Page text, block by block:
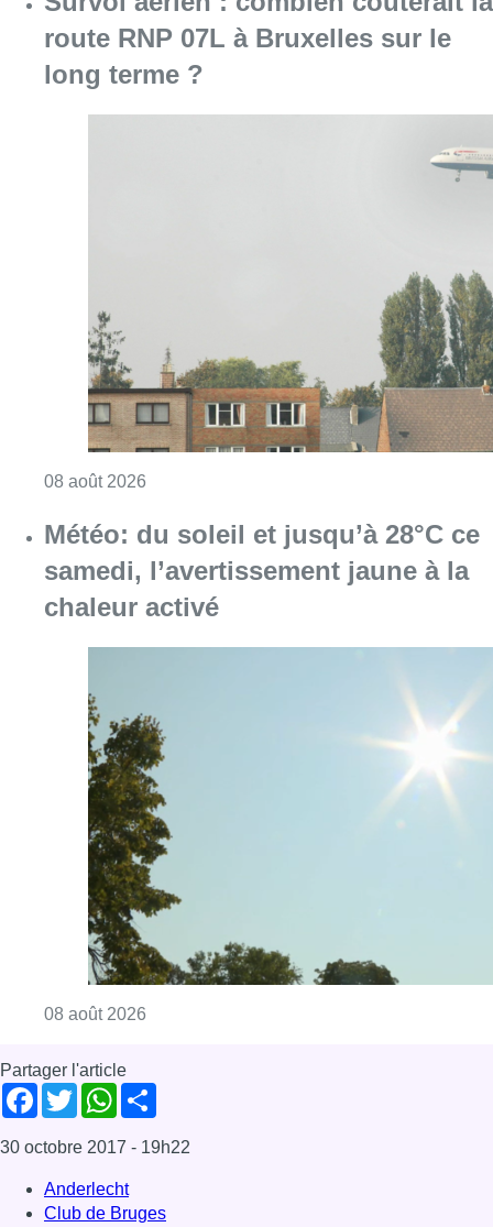
route RNP 07L à Bruxelles sur le
long terme ?
08 août 2026
Météo: du soleil et jusqu’à 28°C ce
samedi, l’avertissement jaune à la
chaleur activé
08 août 2026
Partager l'article
Facebook
TwitterWhatsApp
30 octobre 2017 - 19h22
Anderlecht
Club de Bruges